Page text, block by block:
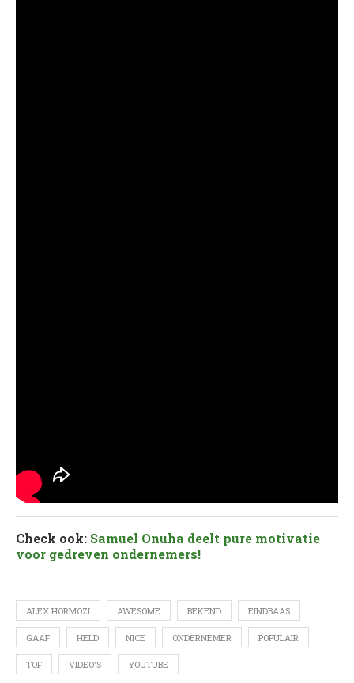
Check ook: Samuel Onuha deelt pure motivatie
voor gedreven ondernemers!
ALEX HORMOZI AWESOME BEKEND EINDBAAS
GAAF HELD NICE ONDERNEMER POPULAIR
TOF VIDEO'S YOUTUBE